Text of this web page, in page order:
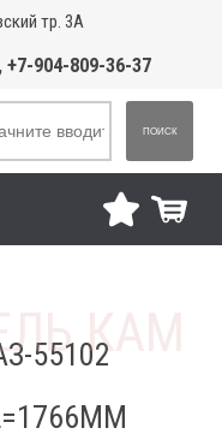
тр. 3А
+7-904-809-36-37
ПОИСК
55102